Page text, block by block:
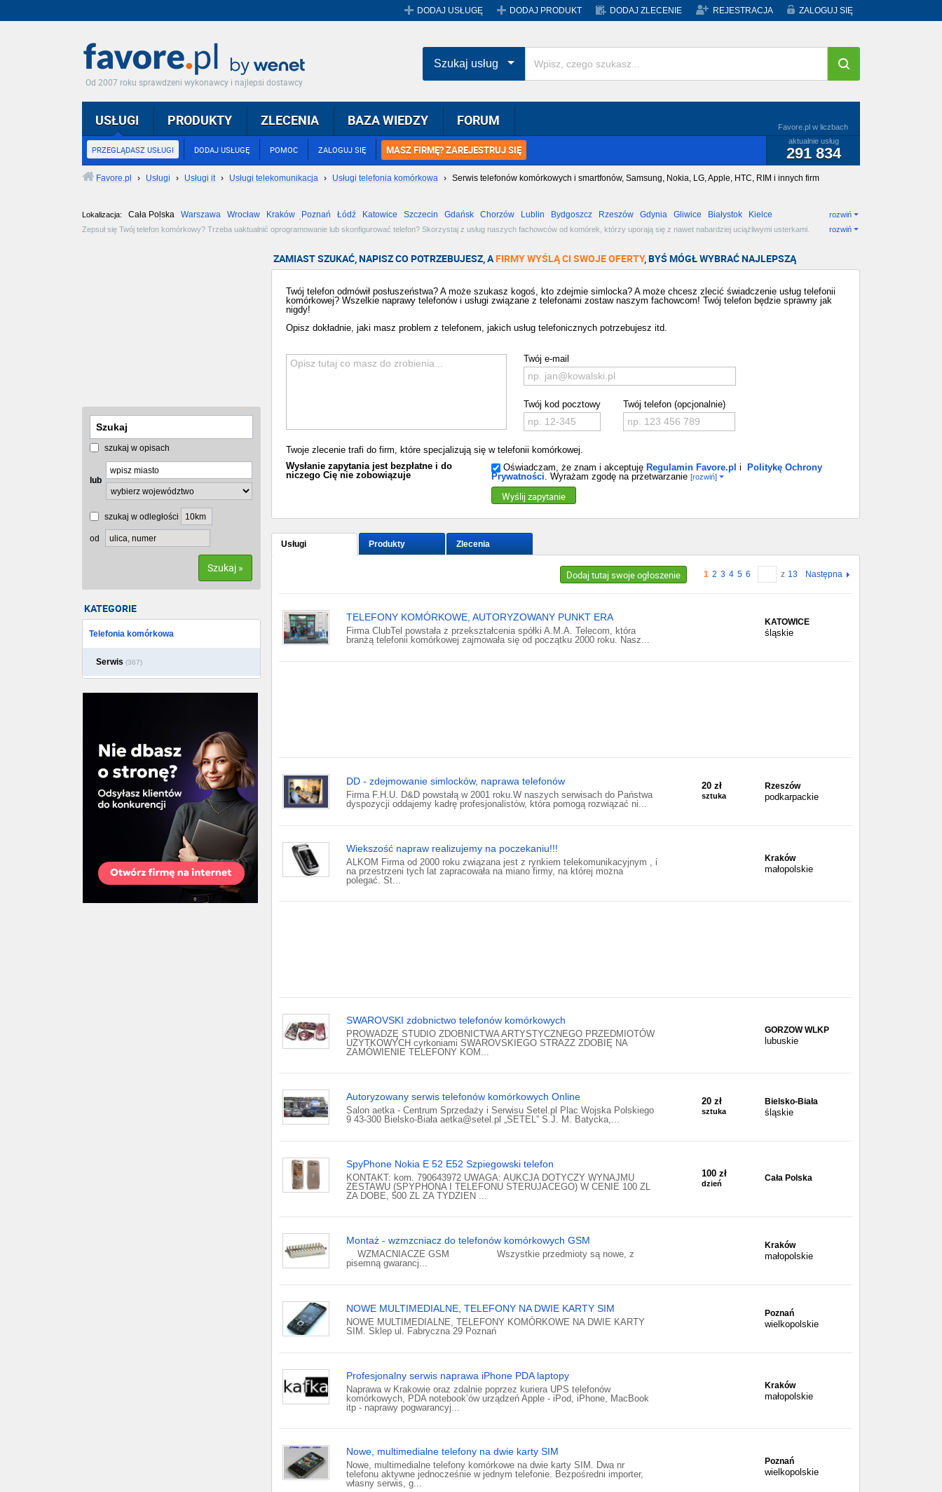
DODAJ USŁUGĘ DODAJ PRODUKT DODAJ ZLECENIE REJESTRACJA ZALOGUJ SIĘ
Od 2007 roku sprawdzeni wykonawcy i najlepsi dostawcy
USŁUGI
PRZEGLĄDASZ USŁUGI DODAJ USŁUGĘ POMOC ZALOGUJ SIĘ MASZ FIRMĘ? ZAREJESTRUJ SIĘ
Favore.pl w liczbach
aktualnie usług
291 834
PRODUKTY ZLECENIA BAZA WIEDZY FORUM
Szukaj usług
Favore.pl › Usługi › Usługi it › Usługi telekomunikacja › Usługi telefonia komórkowa › Serwis telefonów komórkowych i smartfonów, Samsung, Nokia, LG, Apple, HTC, RIM i innych firm
Lokalizacja: Cała Polska Warszawa Wrocław Kraków Poznań Łódź Katowice Szczecin Gdańsk Chorzów Lublin Bydgoszcz Rzeszów Gdynia Gliwice Białystok
Kielce
rozwiń
Zepsuł się Twój telefon komórkowy? Trzeba uaktualnić oprogramowanie lub skonfigurować telefon? Skorzystaj z usług naszych fachowców od komórek, którzy uporają się z nawet nabardziej uciążliwymi usterkami.
rozwiń
szukaj w opisach
lub
szukaj w odległości
od
Szukaj »
KATEGORIE
Telefonia komórkowa
Serwis (367)
ZAMIAST SZUKAĆ, NAPISZ CO POTRZEBUJESZ, AFIRMY WYŚLĄ CI SWOJE OFERTY, BYŚ MÓGŁ WYBRAĆ NAJLEPSZĄ
Twój telefon odmówił posłuszeństwa? A może szukasz kogoś, kto zdejmie simlocka? A może chcesz zlecić świadczenie usług telefonii
komórkowej? Wszelkie naprawy telefonów i usługi związane z telefonami zostaw naszym fachowcom! Twój telefon będzie sprawny jak
nigdy!
Opisz dokładnie, jaki masz problem z telefonem, jakich usług telefonicznych potrzebujesz itd.
Twój e-mail
Twój kod pocztowy Twój telefon (opcjonalnie)
Twoje zlecenie trafi do firm, które specjalizują się w telefonii komórkowej.
Wysłanie zapytania jest bezpłatne i do
niczego Cię nie zobowiązuje
Oświadczam, że znam i akceptuję Regulamin Favore.pl i
Politykę Ochrony
Prywatności. Wyrażam zgodę na przetwarzanie [rozwiń]
Wyślij zapytanie
Usługi Produkty Zlecenia
Dodaj tutaj swoje ogłoszenie 1 2 3 4 5 6 z 13 Następna
TELEFONY KOMÓRKOWE, AUTORYZOWANY PUNKT ERA
Firma ClubTel powstała z przekształcenia spółki A.M.A. Telecom, która
branżą telefonii komórkowej zajmowała się od początku 2000 roku. Nasz...
KATOWICE
śląskie
DD - zdejmowanie simlocków, naprawa telefonów
Firma F.H.U. D&D powstałą w 2001 roku.W naszych serwisach do Państwa
dyspozycji oddajemy kadrę profesjonalistów, która pomogą rozwiązać ni...
20 zł
sztuka
Rzeszów
podkarpackie
Wiekszość napraw realizujemy na poczekaniu!!!
ALKOM Firma od 2000 roku związana jest z rynkiem telekomunikacyjnym , i
na przestrzeni tych lat zapracowała na miano firmy, na której można
polegać. St...
Kraków
małopolskie
SWAROVSKI zdobnictwo telefonów komórkowych
PROWADZĘ STUDIO ZDOBNICTWA ARTYSTYCZNEGO PRZEDMIOTÓW
UŻYTKOWYCH cyrkoniami SWAROVSKIEGO STRAZZ ZDOBIĘ NA
ZAMÓWIENIE TELEFONY KOM...
GORZOW WLKP
lubuskie
Autoryzowany serwis telefonów komórkowych Online
Salon aetka - Centrum Sprzedaży i Serwisu Setel.pl Plac Wojska Polskiego
9 43-300 Bielsko-Biała aetka@setel.pl „SETEL” S.J. M. Batycka,...
20 zł
sztuka
Bielsko-Biała
śląskie
SpyPhone Nokia E 52 E52 Szpiegowski telefon
KONTAKT: kom. 790643972 UWAGA: AUKCJA DOTYCZY WYNAJMU
ZESTAWU (SPYPHONA I TELEFONU STERUJACEGO) W CENIE 100 ZL
ZA DOBE, 500 ZL ZA TYDZIEN ...
100 zł
dzień
Cała Polska
Montaż - wzmzcniacz do telefonów komórkowych GSM
WZMACNIACZE GSM Wszystkie przedmioty są nowe, z
pisemną gwarancj...
Kraków
małopolskie
NOWE MULTIMEDIALNE, TELEFONY NA DWIE KARTY SIM
NOWE MULTIMEDIALNE, TELEFONY KOMÓRKOWE NA DWIE KARTY
SIM. Sklep ul. Fabryczna 29 Poznań
Poznań
wielkopolskie
Profesjonalny serwis naprawa iPhone PDA laptopy
Naprawa w Krakowie oraz zdalnie poprzez kuriera UPS telefonów
komórkowych, PDA notebook’ów urządzeń Apple - iPod, iPhone, MacBook
itp - naprawy pogwarancyj...
Kraków
małopolskie
Nowe, multimedialne telefony na dwie karty SIM
Nowe, multimedialne telefony komórkowe na dwie karty SIM. Dwa nr
telefonu aktywne jednocześnie w jednym telefonie. Bezpośredni importer,
własny serwis, g...
Poznań
wielkopolskie